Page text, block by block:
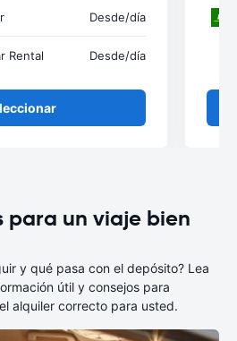
Desde/día
Rental Desde/día
para un viaje bien
y qué pasa con el depósito? Lea
útil y consejos para
alquiler correcto para usted.